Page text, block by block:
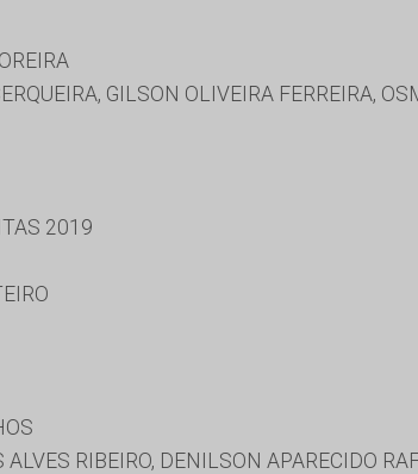
GILSON OLIVEIRA FERREIRA,
2019
RIBEIRO, DENILSON APARECIDO